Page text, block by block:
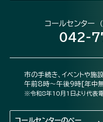
コールセンター
042-
市の手続き、イベントや施
午前8時～午後9時[年中
※令和8年10月1日より代表電
コールセンターのペー